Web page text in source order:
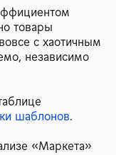
товары
с хаотичным
независимо
шаблонов.
«Маркета»